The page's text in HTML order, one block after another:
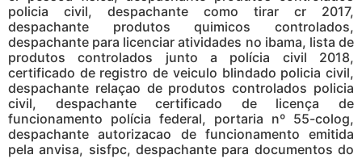
policia civil, despachante como tirar cr 2017,
despachante produtos quimicos controlados,
despachante para licenciar atividades no ibama, lista de
produtos controlados junto a polícia civil 2018,
certificado de registro de veiculo blindado policia civil,
despachante relaçao de produtos controlados policia
civil, despachante certificado de licença de
funcionamento polícia federal, portaria nº 55-colog,
despachante autorizacao de funcionamento emitida
pela anvisa, sisfpc, despachante para documentos do